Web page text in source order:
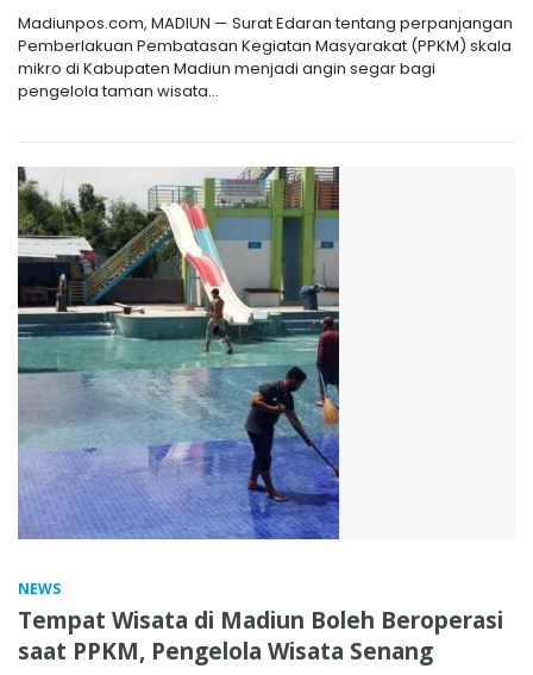
Madiunpos.com, MADIUN — Surat Edaran tentang perpanjangan
Pemberlakuan Pembatasan Kegiatan Masyarakat (PPKM) skala
mikro di Kabupaten Madiun menjadi angin segar bagi
pengelola taman wisata...
NEWS
Tempat Wisata di Madiun Boleh Beroperasi
saat PPKM, Pengelola Wisata Senang